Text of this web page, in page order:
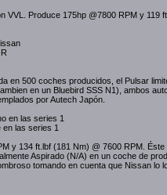
VVL. Produce 175hp @7800 RPM y 119
en 500 coches producidos, el Pulsar
en un Bluebird SSS N1), ambos
por Autech Japón.
en las series 1
las series 1
y 134 ft.lbf (181 Nm) @ 7600 RPM.
Aspirado (N/A) en un coche de
tomando en cuenta que Nissan lo